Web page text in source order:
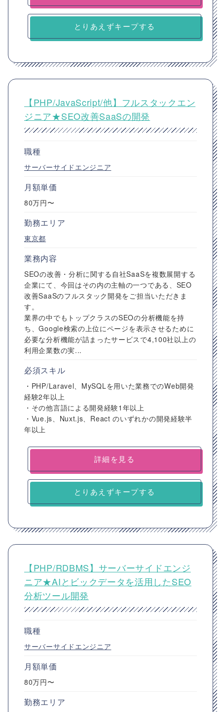
とりあえずキープする
【PHP/JavaScript/他】フルスタックエン
ジニア★SEO改善SaaSの開発
職種
サーバーサイドエンジニア
月額単価
80万円〜
勤務エリア
東京都
業務内容
SEOの改善・分析に関する自社SaaSを複数展開する
企業にて、今回はその内の主軸の一つである、SEO
改善SaaSのフルスタック開発をご担当いただきま
す。
業界の中でもトップクラスのSEOの分析機能を持
ち、Google検索の上位にページを表示させるために
必要な分析機能が詰まったサービスで4,100社以上の
利用企業数の実...
必須スキル
・PHP/Laravel、MySQLを用いた業務でのWeb開発
経験2年以上
・その他言語による開発経験1年以上
・Vue.js、Nuxt.js、React のいずれかの開発経験半
年以上
詳細を見る
とりあえずキープする
【PHP/RDBMS】サーバーサイドエンジ
ニア★AIとビックデータを活用したSEO
分析ツール開発
職種
サーバーサイドエンジニア
月額単価
80万円〜
勤務エリア